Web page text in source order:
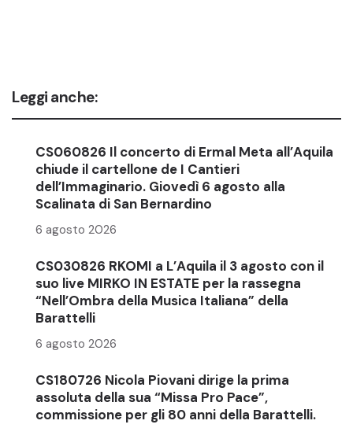
Leggi anche:
CS060826 Il concerto di Ermal Meta all’Aquila
chiude il cartellone de I Cantieri
dell’Immaginario. Giovedì 6 agosto alla
Scalinata di San Bernardino
6 agosto 2026
CS030826 RKOMI a L’Aquila il 3 agosto con il
suo live MIRKO IN ESTATE per la rassegna
“Nell’Ombra della Musica Italiana” della
Barattelli
6 agosto 2026
CS180726 Nicola Piovani dirige la prima
assoluta della sua “Missa Pro Pace”,
commissione per gli 80 anni della Barattelli.